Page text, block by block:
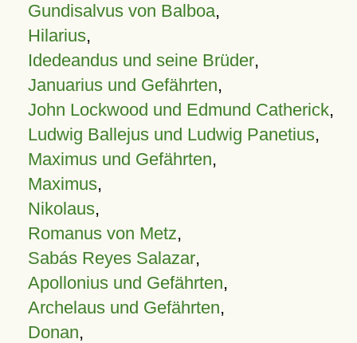
Gundisalvus von Balboa,
Hilarius,
Idedeandus und seine Brüder,
Januarius und Gefährten,
John Lockwood und Edmund Catherick,
Ludwig Ballejus und Ludwig Panetius,
Maximus und Gefährten,
Maximus,
Nikolaus,
Romanus von Metz,
Sabás Reyes Salazar,
Apollonius und Gefährten,
Archelaus und Gefährten,
Donan,